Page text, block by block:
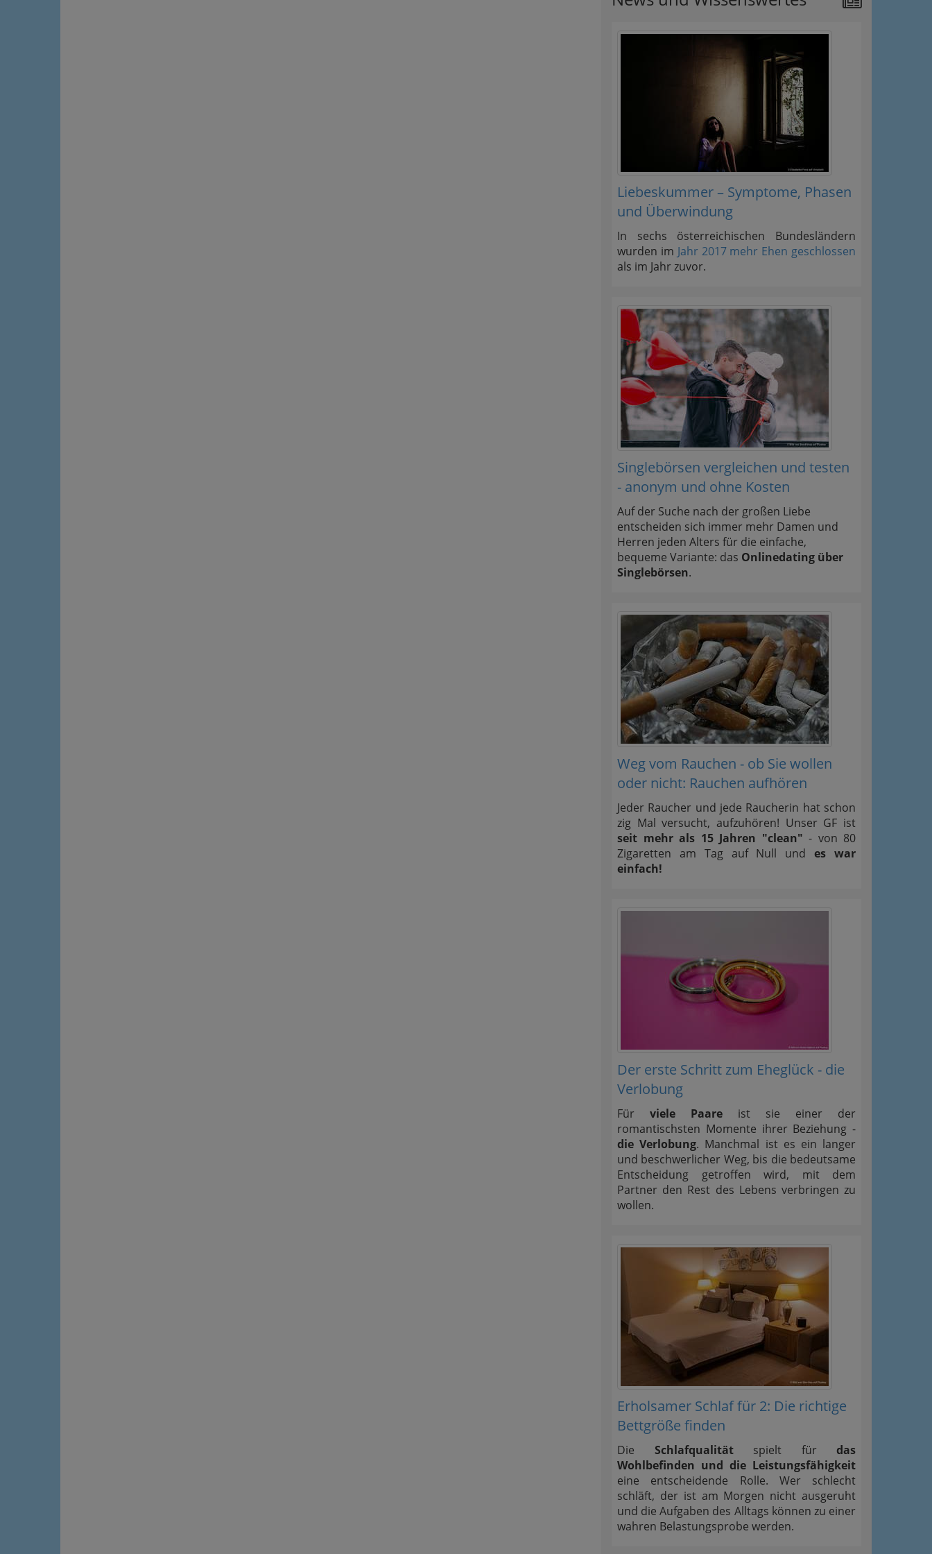
Liebeskummer – Symptome, Phasen
und Überwindung
In sechs österreichischen Bundesländern
wurden im Jahr 2017 mehr Ehen geschlossen
als im Jahr zuvor.
Singlebörsen vergleichen und testen
- anonym und ohne Kosten
Auf der Suche nach der großen Liebe
entscheiden sich immer mehr Damen und
Herren jeden Alters für die einfache,
bequeme Variante: das Onlinedating über
Singlebörsen.
Weg vom Rauchen - ob Sie wollen
oder nicht: Rauchen aufhören
Jeder Raucher und jede Raucherin hat schon
zig Mal versucht, aufzuhören! Unser GF ist
seit mehr als 15 Jahren "clean" - von 80
Zigaretten am Tag auf Null undes war
einfach!
Der erste Schritt zum Eheglück - die
Verlobung
Für viele Paare ist sie einer der
romantischsten Momente ihrer Beziehung -
die Verlobung. Manchmal ist es ein langer
und beschwerlicher Weg, bis die bedeutsame
Entscheidung getroffen wird, mit dem
Partner den Rest des Lebens verbringen zu
wollen.
Erholsamer Schlaf für 2: Die richtige
Bettgröße finden
Die Schlafqualitätspielt für das
Wohlbefinden und die Leistungsfähigkeit
eine entscheidende Rolle. Wer schlecht
schläft, der ist am Morgen nicht ausgeruht
und die Aufgaben des Alltags können zu einer
wahren Belastungsprobe werden.